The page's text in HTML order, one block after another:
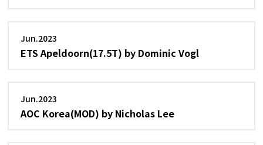
Jun.2023
ETS Apeldoorn(17.5T) by Dominic Vogl
Jun.2023
AOC Korea(MOD) by Nicholas Lee